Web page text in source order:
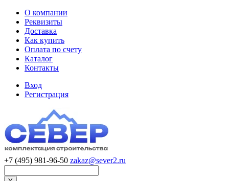
О компании
Реквизиты
Доставка
Как купить
Оплата по счету
Каталог
Контакты
Вход
Регистрация
+7 (495) 981-96-50 zakaz@sever2.ru